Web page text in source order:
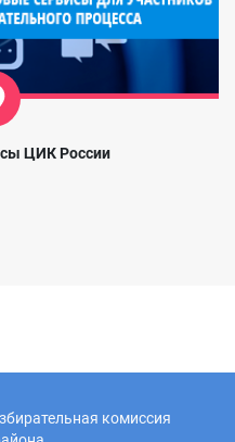
ЦИК России
комиссия